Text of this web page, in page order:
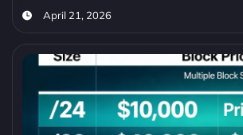
April 21, 2026